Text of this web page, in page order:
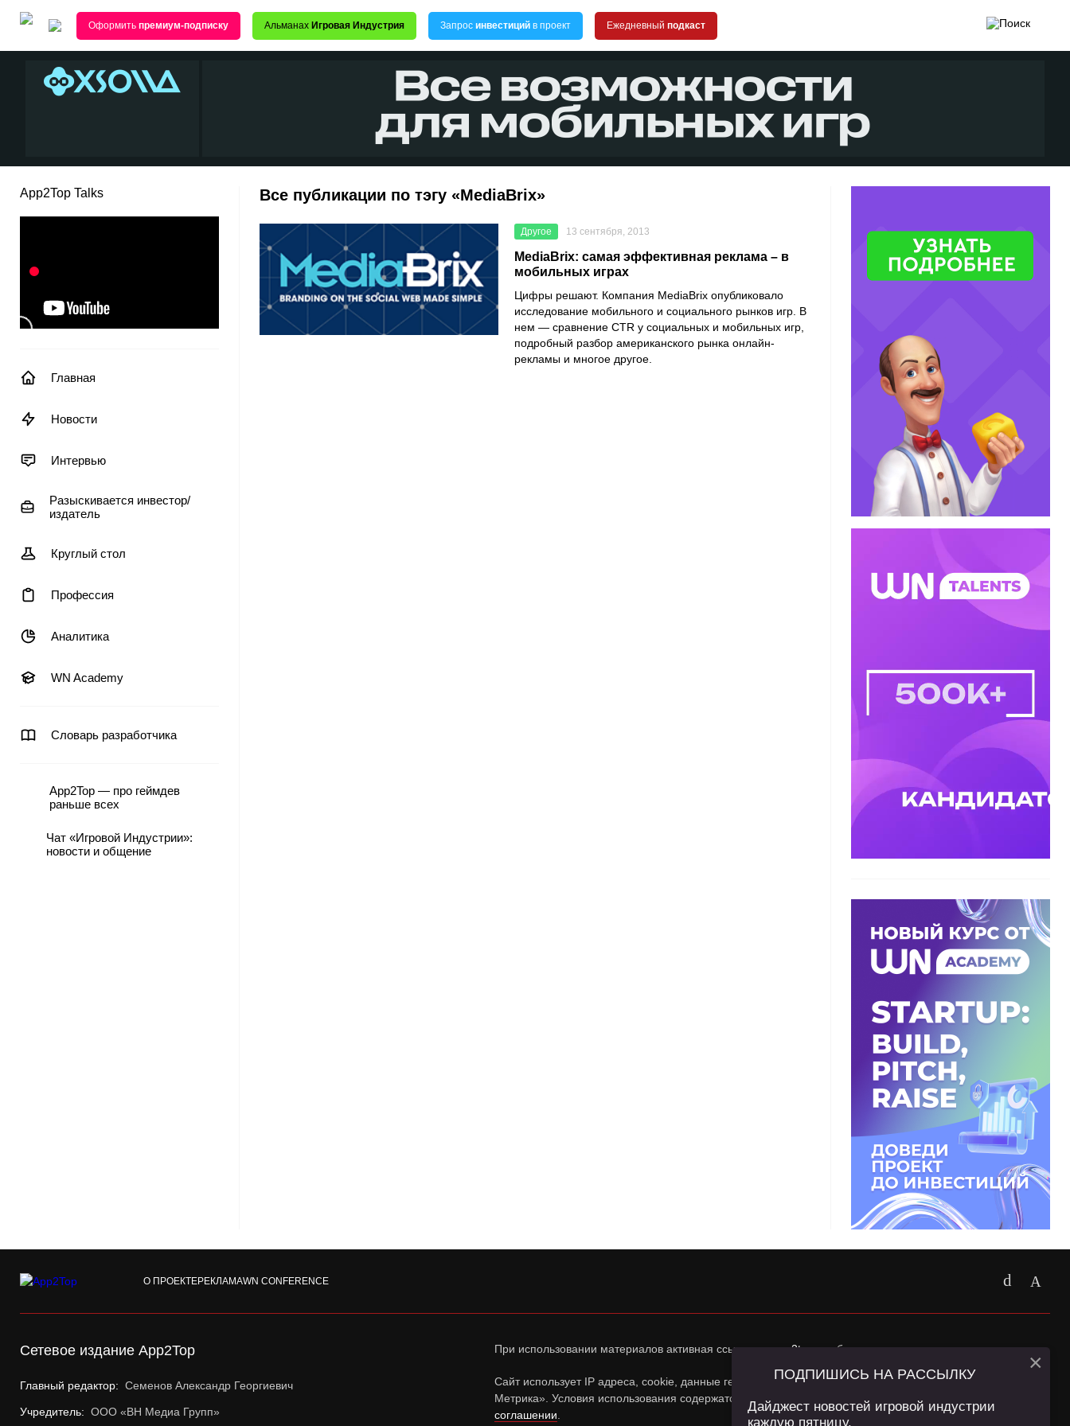
Оформить премиум-подписку Альманах Игровая Индустрия Запрос инвестиций в проект Ежедневный подкаст
App2Top Talks
Главная
Новости
Интервью
Разыскивается инвестор/
издатель
Круглый стол
Профессия
Аналитика
WN Academy
Словарь разработчика
App2Top — про геймдев
раньше всех
Чат «Игровой Индустрии»:
новости и общение
Все публикации по тэгу «MediaBrix»
Другое 13 сентября, 2013
MediaBrix: самая эффективная реклама – в
мобильных играх
Цифры решают. Компания MediaBrix опубликовало
исследование мобильного и социального рынков игр. В
нем — сравнение CTR у социальных и мобильных игр,
подробный разбор американского рынка онлайн-
рекламы и многое другое.
О ПРОЕКТЕРЕКЛАМАWN CONFERENCE
Сетевое издание App2Top
Главный редактор: Семенов Александр Георгиевич
Учредитель: ООО «ВН Медиа Групп»
При использовании материалов активная ссылка наapp2top.ruобязательна.
Сайт использует IP адреса, cookie, данные геолокации Пользователей сайта и сервис «Яндекс
Метрика». Условия использования содержатся в
Политике конфиденциальностии
соглашении
ПОДПИШИСЬ НА РАССЫЛКУ
Дайджест новостей игровой индустрии
каждую пятницу.
×